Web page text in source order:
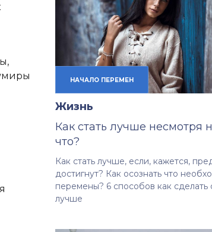
НАЧАЛО ПЕРЕМЕН
Жизнь
Как стать лучше несмотря
что?
Как стать лучше, если, кажется,
достигнут? Как осознать что
перемены? 6 способов как сделать
лучше